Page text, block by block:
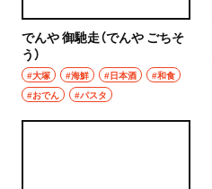
でんや 御馳走（でんや ごちそ
う）
#大塚 #海鮮 #日本酒
#和食
#おでん
#パスタ